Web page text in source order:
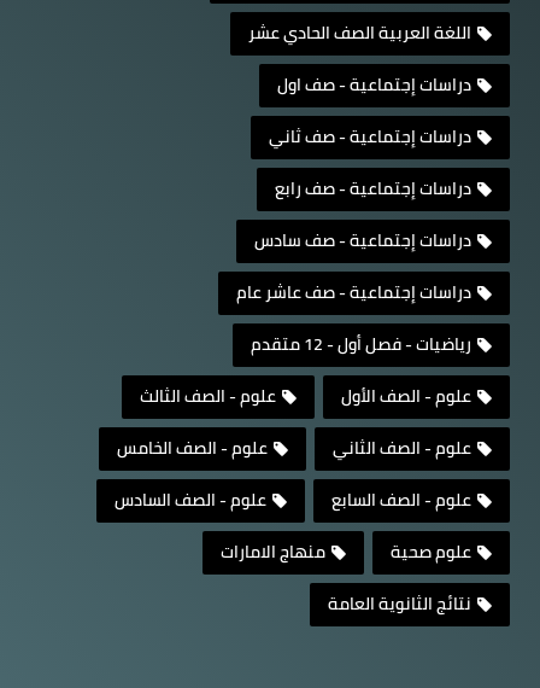
اللغة العربية الصف الحادي عشر
دراسات إجتماعية - صف اول
دراسات إجتماعية - صف ثاني
دراسات إجتماعية - صف رابع
دراسات إجتماعية - صف سادس
دراسات إجتماعية - صف عاشر عام
رياضيات - فصل أول - 12 متقدم
علوم - الصف الأول
علوم - الصف الثالث
علوم - الصف الثاني
علوم - الصف الخامس
علوم - الصف السابع
علوم - الصف السادس
علوم صحية
منهاج الامارات
نتائج الثانوية العامة